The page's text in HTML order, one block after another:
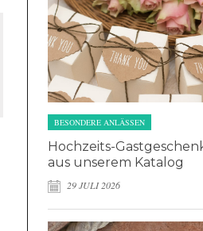
BESONDERE ANLÄSSEN
Hochzeits-
aus unserem Katalog
29 JULI 2026